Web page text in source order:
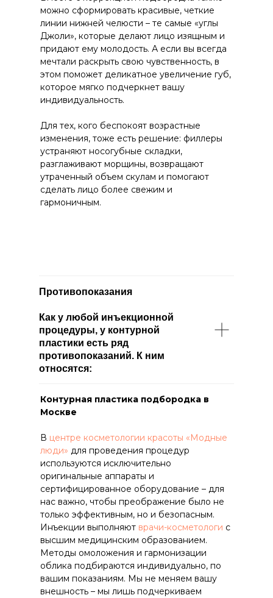
можно сформировать красивые, четкие
линии нижней челюсти – те самые «углы
Джоли», которые делают лицо изящным и
придают ему молодость. А если вы всегда
мечтали раскрыть свою чувственность, в
этом поможет деликатное увеличение губ,
которое мягко подчеркнет вашу
индивидуальность.
Для тех, кого беспокоят возрастные
изменения, тоже есть решение: филлеры
устраняют носогубные складки,
разглаживают морщины, возвращают
утраченный объем скулам и помогают
сделать лицо более свежим и
гармоничным.
Противопоказания
Как у любой инъекционной
процедуры, у контурной
пластики есть ряд
противопоказаний. К ним
относятся:
Контурная пластика подбородка в
Москве
В центре косметологии красоты «Модные
люди» для проведения процедур
используются исключительно
оригинальные аппараты и
сертифицированное оборудование – для
нас важно, чтобы преображение было не
только эффективным, но и безопасным.
Инъекции выполняют врачи-косметологи с
высшим медицинским образованием.
Методы омоложения и гармонизации
облика подбираются индивидуально, по
вашим показаниям. Мы не меняем вашу
внешность – мы лишь подчеркиваем